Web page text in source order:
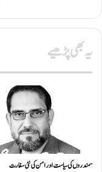
یہ بھی پڑھیے
سمندروں کی سیاست اور امن کی نئی سفارت